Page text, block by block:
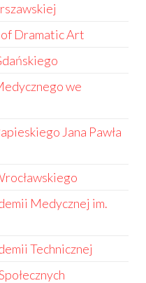
Dramatic Art
we
Jana Pawła
Medycznej im.
Technicznej